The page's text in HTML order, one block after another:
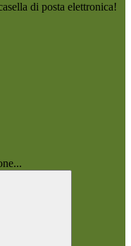
di posta elettronica!